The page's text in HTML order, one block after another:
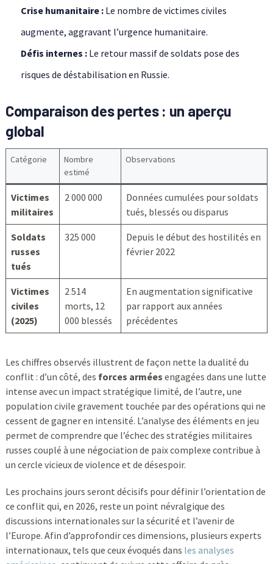
Crise humanitaire :Le nombre de victimes civiles
augmente, aggravant l’urgence humanitaire.
Défis internes :Le retour massif de soldats pose des
risques de déstabilisation en Russie.
Comparaison des pertes : un aperçu
global
Catégorie
Nombre
estimé
Observations
Victimes
militaires
2 000 000
Données cumulées pour soldats
tués, blessés ou disparus
Soldats
russes
tués
325 000
Depuis le début des hostilités en
février 2022
Victimes
civiles
(2025)
2 514
morts, 12
000 blessés
En augmentation significative
par rapport aux années
précédentes
Les chiffres observés illustrent de façon nette la dualité du
conflit : d’un côté, des forces armées engagées dans une lutte
intense avec un impact stratégique limité, de l’autre, une
population civile gravement touchée par des opérations qui ne
cessent de gagner en intensité. L’analyse des éléments en jeu
permet de comprendre que l’échec des stratégies militaires
russes couplé à une négociation de paix complexe contribue à
un cercle vicieux de violence et de désespoir.
Les prochains jours seront décisifs pour définir l’orientation de
ce conflit qui, en 2026, reste un point névralgique des
discussions internationales sur la sécurité et l’avenir de
l’Europe. Afin d’approfondir ces dimensions, plusieurs experts
internationaux, tels que ceux évoqués dans les analyses